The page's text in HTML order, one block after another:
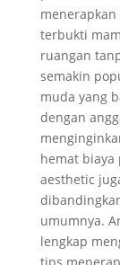
menerapkan
terbukti
ruangan
semakin
muda yang
dengan
hemat biaya
aesthetic
umumnya.
lengkap
tips